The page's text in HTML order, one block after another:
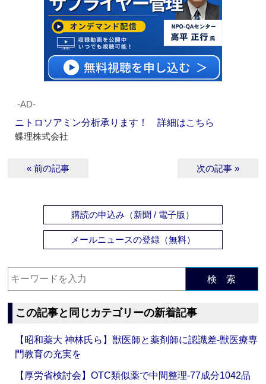
‐AD‐
ニトロソアミン分析承ります！ 詳細はこちら
蝶理株式会社
« 前の記事 次の記事 »
購読の申込み（新聞 / 電子版）
メールニュースの登録（無料）
検 索
この記事と同じカテゴリーの新着記事
【昭和薬大 神林氏ら】獣医師と薬剤師に認識差‐獣医療専
門教育の充実を
【厚労省検討会】OTC類似薬で中間整理‐77成分1042品